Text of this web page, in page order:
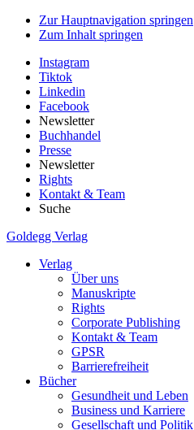
Zur Hauptnavigation springen
Zum Inhalt springen
Instagram
Tiktok
Linkedin
Facebook
Newsletter
Buchhandel
Presse
Newsletter
Rights
Kontakt & Team
Suche
Goldegg Verlag
Verlag
Über uns
Manuskripte
Rights
Corporate Publishing
Kontakt & Team
GPSR
Barrierefreiheit
Bücher
Gesundheit und Leben
Business und Karriere
Gesellschaft und Politik